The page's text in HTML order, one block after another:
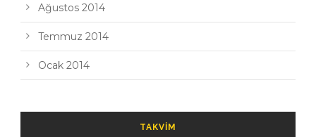
Ağustos 2014
Temmuz 2014
Ocak 2014
TAKVIM